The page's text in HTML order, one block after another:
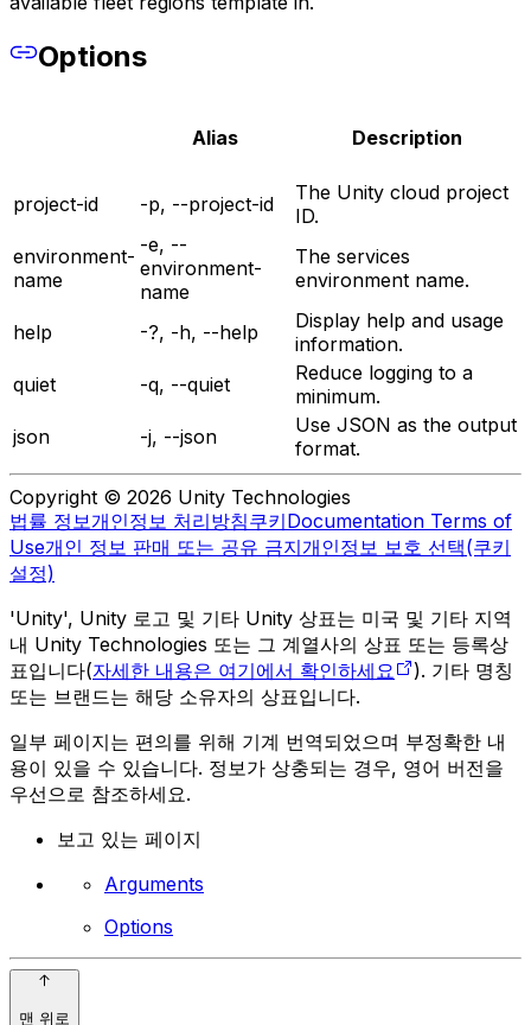
Options
Alias Description
project-id -p, --project-id
The Unity cloud project
ID.
environment-
name
-e, --
environment-
name
The services
environment name.
help -?, -h, --help
Display help and usage
information.
quiet
-q, --quiet
Reduce logging to a
minimum.
json
-j, --json
Use JSON as the output
format.
Copyright © 2026 Unity Technologies
법률 정보개인정보 처리방침쿠키Documentation Terms of
Use개인 정보 판매 또는 공유 금지개인정보 보호 선택(쿠키
설정)
'Unity', Unity 로고 및 기타 Unity 상표는 미국 및 기타 지역
내 Unity Technologies 또는 그 계열사의 상표 또는 등록상
표입니다(자세한 내용은 여기에서 확인하세요
). 기타 명칭
또는 브랜드는 해당 소유자의 상표입니다.
일부 페이지는 편의를 위해 기계 번역되었으며 부정확한 내
용이 있을 수 있습니다. 정보가 상충되는 경우, 영어 버전을
우선으로 참조하세요.
보고 있는 페이지
Arguments
Options
맨 위로